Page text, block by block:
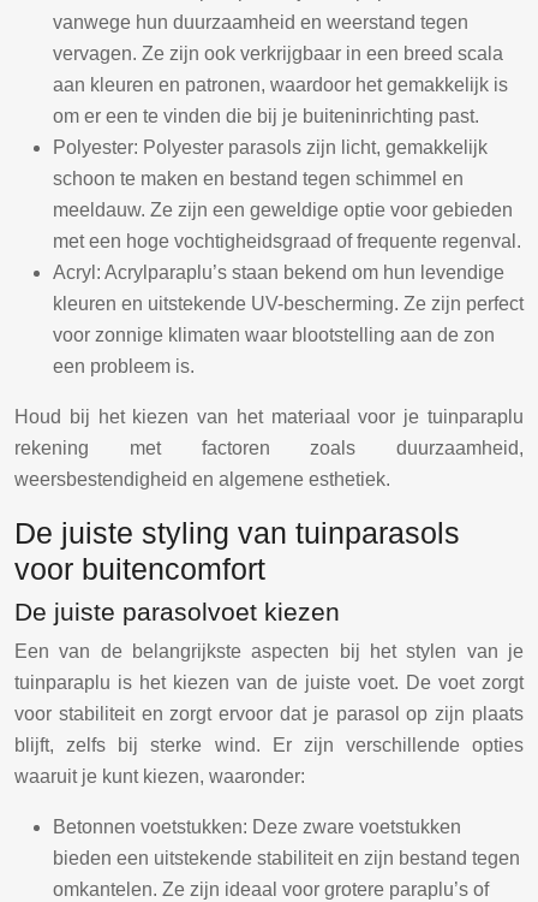
vanwege hun duurzaamheid en weerstand tegen
vervagen. Ze zijn ook verkrijgbaar in een breed scala
aan kleuren en patronen, waardoor het gemakkelijk is
om er een te vinden die bij je buiteninrichting past.
Polyester: Polyester parasols zijn licht, gemakkelijk
schoon te maken en bestand tegen schimmel en
meeldauw. Ze zijn een geweldige optie voor gebieden
met een hoge vochtigheidsgraad of frequente regenval.
Acryl: Acrylparaplu’s staan bekend om hun levendige
kleuren en uitstekende UV-bescherming. Ze zijn perfect
voor zonnige klimaten waar blootstelling aan de zon
een probleem is.
Houd bij het kiezen van het materiaal voor je tuinparaplu
rekening met factoren zoals duurzaamheid,
weersbestendigheid en algemene esthetiek.
De juiste styling van tuinparasols
voor buitencomfort
De juiste parasolvoet kiezen
Een van de belangrijkste aspecten bij het stylen van je
tuinparaplu is het kiezen van de juiste voet. De voet zorgt
voor stabiliteit en zorgt ervoor dat je parasol op zijn plaats
blijft, zelfs bij sterke wind. Er zijn verschillende opties
waaruit je kunt kiezen, waaronder:
Betonnen voetstukken: Deze zware voetstukken
bieden een uitstekende stabiliteit en zijn bestand tegen
omkantelen. Ze zijn ideaal voor grotere paraplu’s of